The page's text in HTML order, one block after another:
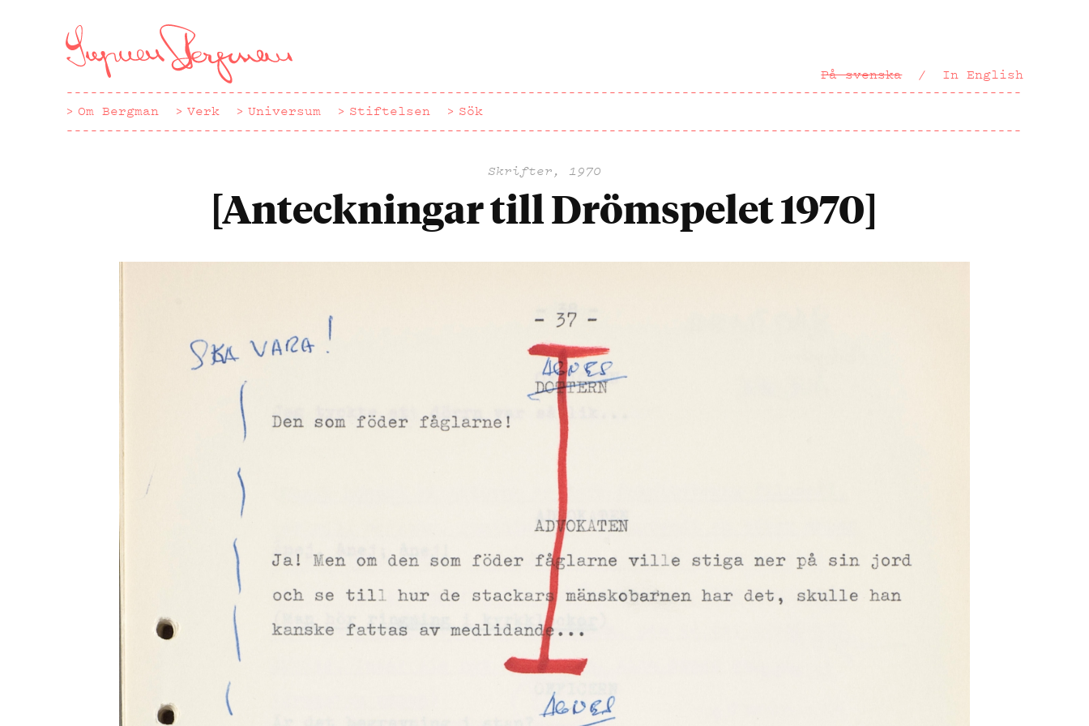
huvudinnehåll
På svenska
In English
Om Bergman Verk Universum Stiftelsen Sök
Skrifter, 1970
[Anteckningar till Drömspelet 1970]